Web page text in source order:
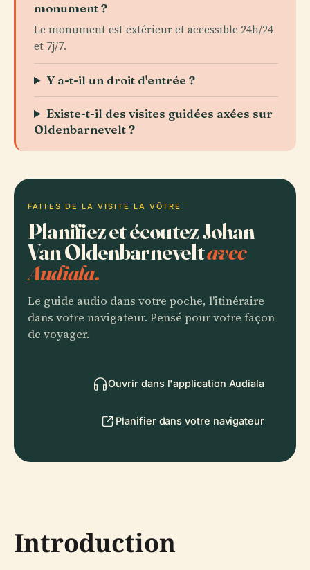
monument ?
Le monument est extérieur et accessible 24h/24
et 7j/7.
Y a-t-il un droit d'entrée ?
Existe-t-il des visites guidées axées sur
Oldenbarnevelt ?
FAITES DE LA VISITE LA VÔTRE
Planifiez et écoutez Johan
Van Oldenbarneveltavec
Audiala.
Le guide audio dans votre poche, l'itinéraire
dans votre navigateur. Pensé pour votre façon
de voyager.
Ouvrir dans l'application Audiala
Planifier dans votre navigateur
Introduction